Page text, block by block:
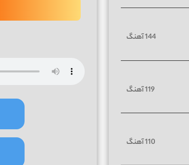
144 آهنگ
119 آهنگ
110 آهنگ